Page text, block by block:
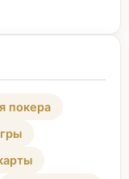
покера